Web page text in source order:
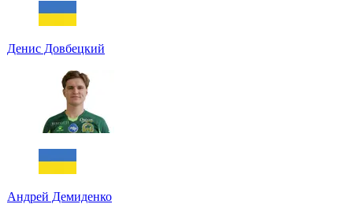
Денис Довбецкий
Андрей Демиденко